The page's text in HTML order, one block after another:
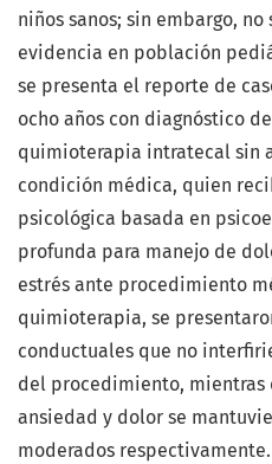
niños sanos; sin embargo,
evidencia en población
se presenta el reporte de
ocho años con diagnóstico
quimioterapia intratecal sin
condición médica, quien
psicológica basada en
profunda para manejo de
estrés ante procedimiento
quimioterapia, se
conductuales que no
del procedimiento, mientras
ansiedad y dolor se
moderados